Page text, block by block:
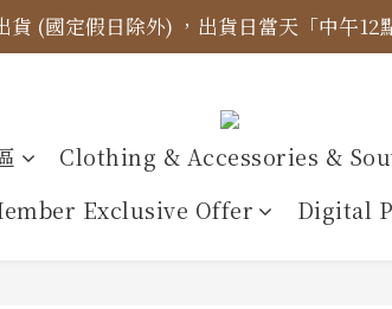
新】異象出版品-價格標示更新為原價，
貨 (國定假日除外) ，出貨日當天「中午
新】異象出版品-價格標示更新為原價，折
Clothing & Accessories &
Exclusive Offer Digital